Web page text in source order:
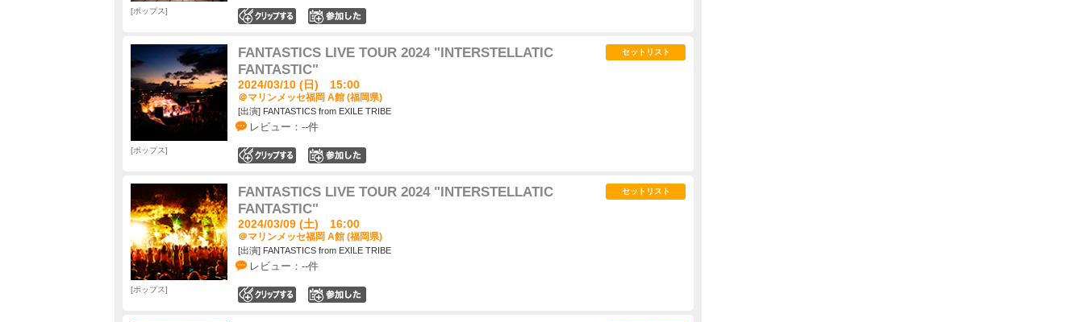
ポップス
FANTASTICS LIVE TOUR 2024 "INTERSTELLATIC
FANTASTIC"
2024/03/10 (日) 15:00
＠マリンメッセ福岡 A館 (福岡県)
[出演] FANTASTICS from EXILE TRIBE
レビュー：--件
セットリスト
ポップス
FANTASTICS LIVE TOUR 2024 "INTERSTELLATIC
FANTASTIC"
2024/03/09 (土) 16:00
＠マリンメッセ福岡 A館 (福岡県)
[出演] FANTASTICS from EXILE TRIBE
レビュー：--件
セットリスト
ポップス